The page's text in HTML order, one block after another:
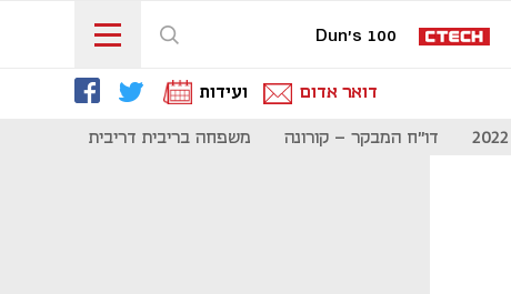
Dun's 100
דואר אדום ועידות
דו"ח המבקר - קורונה משפחה בריבית דריבית